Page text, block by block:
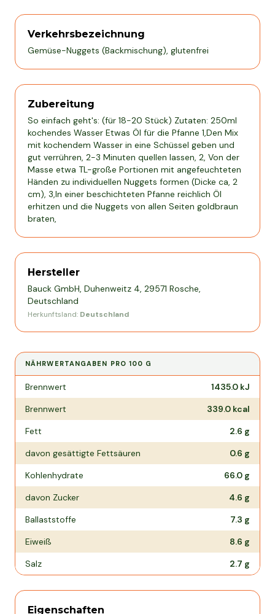
Verkehrsbezeichnung
Gemüse-Nuggets (Backmischung), glutenfrei
Zubereitung
So einfach geht's: (für 18-20 Stück) Zutaten: 250ml
kochendes Wasser Etwas Öl für die Pfanne 1,Den Mix
mit kochendem Wasser in eine Schüssel geben und
gut verrühren, 2-3 Minuten quellen lassen, 2, Von der
Masse etwa TL-große Portionen mit angefeuchteten
Händen zu individuellen Nuggets formen (Dicke ca, 2
cm), 3,In einer beschichteten Pfanne reichlich Öl
erhitzen und die Nuggets von allen Seiten goldbraun
braten,
Hersteller
Bauck GmbH, Duhenweitz 4, 29571 Rosche,
Deutschland
Herkunftsland: Deutschland
NÄHRWERTANGABEN PRO100 G
Nährwertangaben pro
Brennwert 1435.0 kJ
Brennwert
339.0 kcal
Fett
2.6 g
davon gesättigte Fettsäuren
0.6 g
Kohlenhydrate
66.0 g
davon Zucker
4.6 g
Ballaststoffe
7.3 g
Eiweiß
8.6 g
Salz
2.7 g
Eigenschaften